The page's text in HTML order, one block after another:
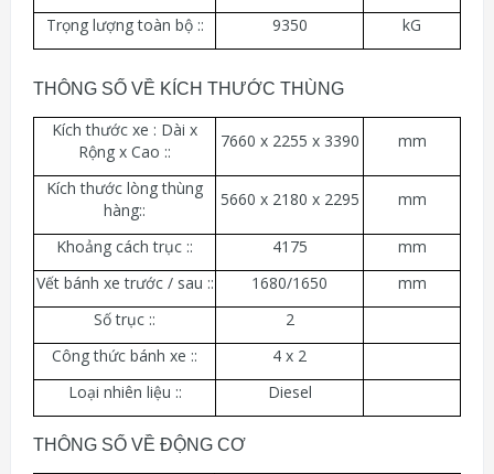
Trọng lượng toàn bộ ::
9350 kG
THÔNG SỐ VỀ KÍCH THƯỚC THÙNG
Kích thước xe : Dài x
Rộng x Cao ::
7660 x 2255 x 3390 mm
Kích thước lòng thùng
hàng::
5660 x 2180 x 2295 mm
Khoảng cách trục :: 4175
mm
Vết bánh xe trước / sau ::
1680/1650
mm
Số trục ::
2
Công thức bánh xe ::
4 x 2
Loại nhiên liệu ::
Diesel
THÔNG SỐ VỀ ĐỘNG CƠ